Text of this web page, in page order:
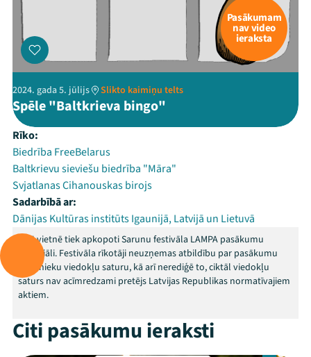
Pasākumam
nav video
ieraksta
2024. gada 5. jūlijs Slikto kaimiņu telts
Spēle "Baltkrieva bingo"
Rīko:
Biedrība FreeBelarus
Baltkrievu sieviešu biedrība "Māra"
Svjatlanas Cihanouskas birojs
Sadarbībā ar:
Dānijas Kultūras institūts Igaunijā, Latvijā un Lietuvā
Šajā vietnē tiek apkopoti Sarunu festivāla LAMPA pasākumu
materiāli. Festivāla rīkotāji neuzņemas atbildību par pasākumu
dalībnieku viedokļu saturu, kā arī nerediģē to, ciktāl viedokļu
saturs nav acīmredzami pretējs Latvijas Republikas normatīvajiem
aktiem.
Citi pasākumu ieraksti